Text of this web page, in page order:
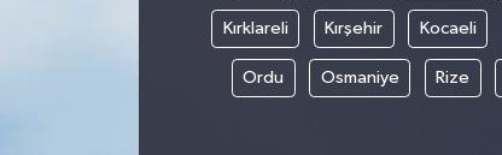
Kırklareli Kırşehir Kocaeli
Ordu Osmaniye Rize